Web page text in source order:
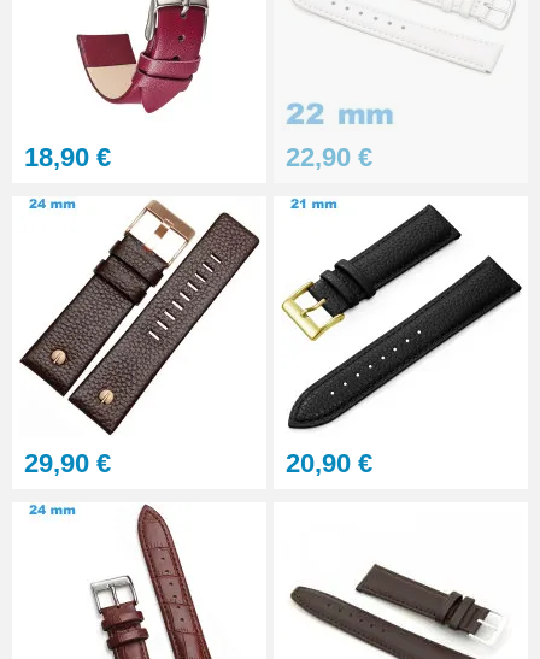
18,90 € 22,90 €
29,90 € 20,90 €